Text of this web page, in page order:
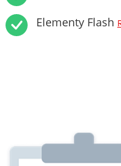
Elementy Flash